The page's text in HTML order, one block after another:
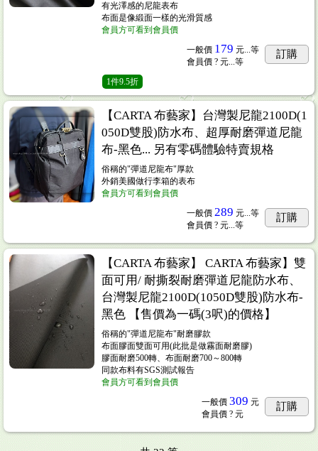
有光澤感的尼龍表布
布面是像緞面一樣的光滑質感
會員方可看到會員價
一般價 179 元...等
會員價 ? 元...等
訂購
1件9.5折
【CARTA 布藝家】台灣製尼龍2100D(1
050D雙股)防水布、超厚耐磨彈道尼龍
布-黑色... 另有零碼體驗特賣規格
俗稱的"彈道尼龍布"厚款
外銷美國做行李箱的表布
會員方可看到會員價
一般價 289 元...等
會員價 ? 元...等
訂購
【CARTA 布藝家】 CARTA 布藝家】雙
面可用/ 耐撕裂耐磨彈道尼龍防水布、
台灣製尼龍2100D(1050D雙股)防水布-
黑色 【售價為一碼(3呎)的價格】
俗稱的"彈道尼龍布"耐磨膠款
布面膠面雙面可用(此批是做霧面耐磨膠)
膠面耐磨500轉、布面耐磨700～800轉
同款布料有SGS測試報告
會員方可看到會員價
一般價 309 元
會員價 ? 元
訂購